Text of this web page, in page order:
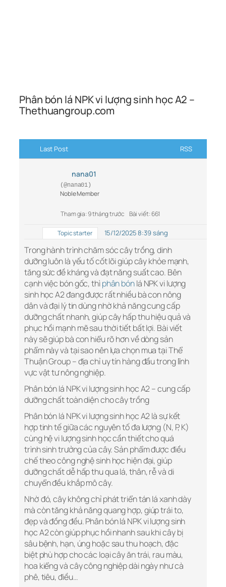
Phân bón lá NPK vi lượng sinh học A2 –
Thethuangroup.com
Last Post RSS
nana01
(@nana01)
Noble Member
Tham gia: 9 tháng trước Bài viết: 661
Topic starter 15/12/2025 8:39 sáng
Trong hành trình chăm sóc cây trồng, dinh
dưỡng luôn là yếu tố cốt lõi giúp cây khỏe mạnh,
tăng sức đề kháng và đạt năng suất cao. Bên
cạnh việc bón gốc, thìphân bónlá NPK vi lượng
sinh học A2 đang được rất nhiều bà con nông
dân và đại lý tin dùng nhờ khả năng cung cấp
dưỡng chất nhanh, giúp cây hấp thu hiệu quả và
phục hồi mạnh mẽ sau thời tiết bất lợi. Bài viết
này sẽ giúp bà con hiểu rõ hơn về dòng sản
phẩm này và tại sao nên lựa chọn mua tại Thể
Thuận Group – địa chỉ uy tín hàng đầu trong lĩnh
vực vật tư nông nghiệp.
Phân bón lá NPK vi lượng sinh học A2 – cung cấp
dưỡng chất toàn diện cho cây trồng
Phân bón lá NPK vi lượng sinh học A2 là sự kết
hợp tinh tế giữa các nguyên tố đa lượng (N, P, K)
cùng hệ vi lượng sinh học cần thiết cho quá
trình sinh trưởng của cây. Sản phẩm được điều
chế theo công nghệ sinh học hiện đại, giúp
dưỡng chất dễ hấp thu qua lá, thân, rễ và di
chuyển đều khắp mô cây.
Nhờ đó, cây không chỉ phát triển tán lá xanh dày
mà còn tăng khả năng quang hợp, giúp trái to,
đẹp và đồng đều. Phân bón lá NPK vi lượng sinh
học A2 còn giúp phục hồi nhanh sau khi cây bị
sâu bệnh, hạn, úng hoặc sau thu hoạch, đặc
biệt phù hợp cho các loại cây ăn trái, rau màu,
hoa kiểng và cây công nghiệp dài ngày như cà
phê, tiêu, điều…